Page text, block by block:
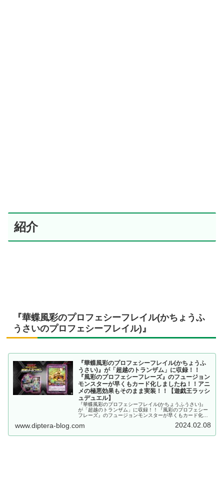
紹介
『華蝶風彩のプロフェシーフレイル(かちょうふ
うさいのプロフェシーフレイル)』
『華蝶風彩のプロフェシーフレイル(かちょうふ
うさい)』が「超越のトランザム」に収録！！
『風彩のプロフェシーフレーズ』のフュージョン
モンスターが早くもカード化しましたね！！アニ
メの極悪効果もそのまま実装！！【遊戯王ラッシ
ュデュエル】
『華蝶風彩のプロフェシーフレイル(かちょうふうさい)』
が「超越のトランザム」に収録！！『風彩のプロフェシー
フレーズ』のフュージョンモンスターが早くもカード化し
王ラッシュデュエル】
www.diptera-blog.com 2024.02.08